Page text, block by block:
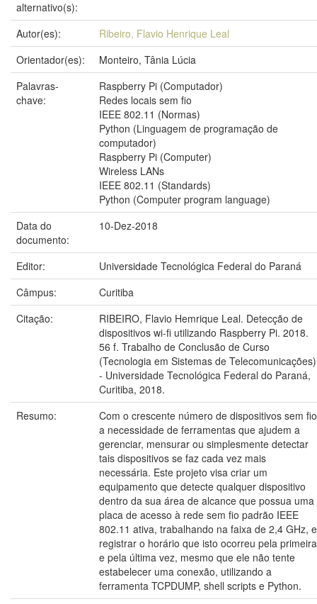
alternativo(s):
Autor(es):
Ribeiro, Flavio Henrique Leal
Orientador(es):
Monteiro, Tânia Lúcia
Palavras-
chave:
Raspberry Pi (Computador)
Redes locais sem fio
IEEE 802.11 (Normas)
Python (Linguagem de programação de
computador)
Raspberry Pi (Computer)
Wireless LANs
IEEE 802.11 (Standards)
Python (Computer program language)
Data do
documento:
10-Dez-2018
Editor:
Universidade Tecnológica Federal do Paraná
Câmpus:
Curitiba
Citação:
RIBEIRO, Flavio Hemrique Leal. Detecção de
dispositivos wi-fi utilizando Raspberry Pi. 2018.
56 f. Trabalho de Conclusão de Curso
(Tecnologia em Sistemas de Telecomunicações)
- Universidade Tecnológica Federal do Paraná,
Curitiba, 2018.
Resumo:
Com o crescente número de dispositivos sem fio
a necessidade de ferramentas que ajudem a
gerenciar, mensurar ou simplesmente detectar
tais dispositivos se faz cada vez mais
necessária. Este projeto visa criar um
equipamento que detecte qualquer dispositivo
dentro da sua área de alcance que possua uma
placa de acesso à rede sem fio padrão IEEE
802.11 ativa, trabalhando na faixa de 2,4 GHz, e
registrar o horário que isto ocorreu pela primeira
e pela última vez, mesmo que ele não tente
estabelecer uma conexão, utilizando a
ferramenta TCPDUMP, shell scripts e Python.